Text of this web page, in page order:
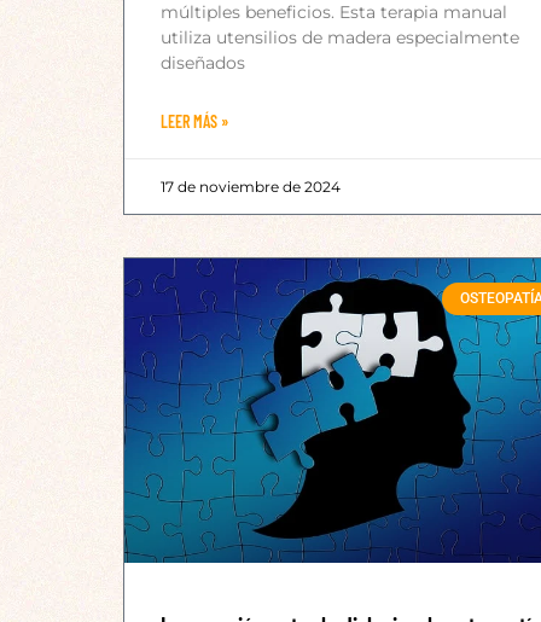
múltiples beneficios. Esta terapia manual
utiliza utensilios de madera especialmente
diseñados
LEER MÁS »
17 de noviembre de 2024